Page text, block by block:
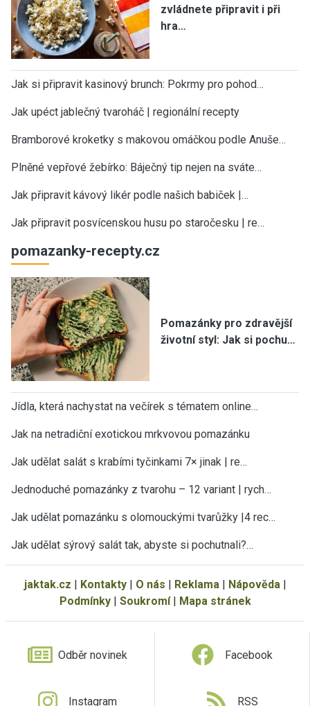
zvládnete připravit i při
hra…
Jak si připravit kasinový brunch: Pokrmy pro pohod…
Jak upéct jablečný tvaroháč | regionální recepty
Bramborové kroketky s makovou omáčkou podle Anuše…
Plněné vepřové žebírko: Báječný tip nejen na sváte…
Jak připravit kávový likér podle našich babiček |…
Jak připravit posvícenskou husu po staročesku | re…
pomazanky-recepty.cz
Pomazánky pro zdravější
životní styl: Jak si pochu…
Jídla, která nachystat na večírek s tématem online…
Jak na netradiční exotickou mrkvovou pomazánku
Jak udělat salát s krabími tyčinkami 7× jinak | re…
Jednoduché pomazánky z tvarohu – 12 variant | rych…
Jak udělat pomazánku s olomouckými tvarůžky |4 rec…
Jak udělat sýrový salát tak, abyste si pochutnali?…
jaktak.cz | Kontakty| O nás | Reklama| Nápověda|
Podmínky| Soukromí| Mapa stránek
Odběr novinek Facebook
Instagram RSS